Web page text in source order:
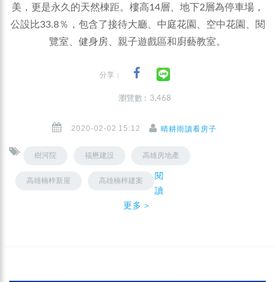
美，更是永久的天然棟距。樓高14層、地下2層為停車場，
公設比33.8％，包含了接待大廳、中庭花園、空中花園、閱
覽室、健身房、親子遊戲區和廚藝教室。
分享：
瀏覽數 : 3,468
2020-02-02 15:12 晴耕雨讀看房子
樹河院 福懋建設 高雄房地產
高雄楠梓新屋 高雄楠梓建案
閱
讀
更多＞